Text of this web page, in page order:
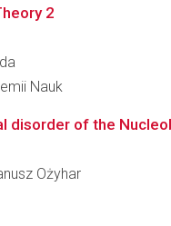
2
Nauk
disorder of the
Ożyhar